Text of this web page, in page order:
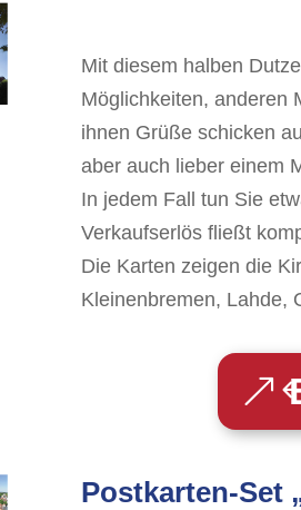
Mit diesem halben
Möglichkeiten, anderen
ihnen Grüße schicken
aber auch lieber einem
In jedem Fall tun Sie
Verkaufserlös fließt
Die Karten zeigen die
Kleinenbremen, Lahde,
Postkarten-Set